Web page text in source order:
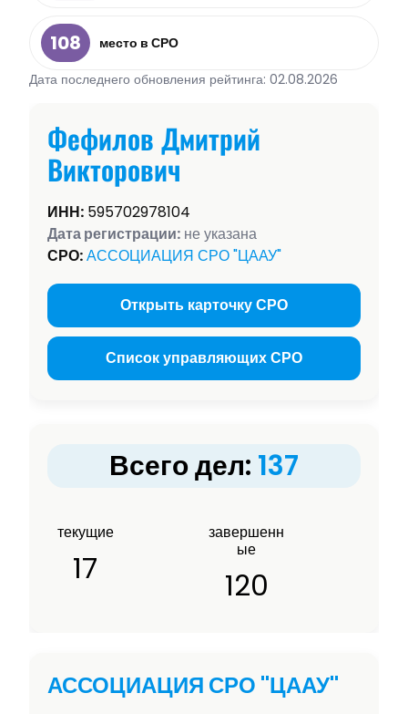
108
место в СРО
Дата последнего обновления рейтинга: 02.08.2026
Фефилов Дмитрий
Викторович
ИНН: 595702978104
Дата регистрации: не указана
СРО:АССОЦИАЦИЯ СРО "ЦААУ"
Открыть карточку СРО
Список управляющих СРО
Всего дел: 137
текущие
17
завершенн
ые
120
АССОЦИАЦИЯ СРО "ЦААУ"